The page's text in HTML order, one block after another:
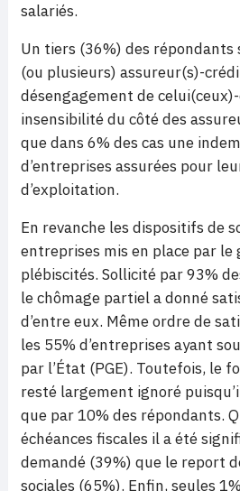
salariés.
Un tiers (36%) des répondants
(ou plusieurs) assureur(s)-
désengagement de
insensibilité du côté des
que dans 6% des cas une
d’entreprises assurées pour
d’exploitation.
En revanche les dispositifs de
entreprises mis en place par
plébiscités. Sollicité par 93%
le chômage partiel a donné
d’entre eux. Même ordre de
les 55% d’entreprises ayant
par l’État (PGE). Toutefois, le
resté largement ignoré
que par 10% des répondants.
échéances fiscales il a été
demandé (39%) que le report
sociales (65%). Enfin, seules